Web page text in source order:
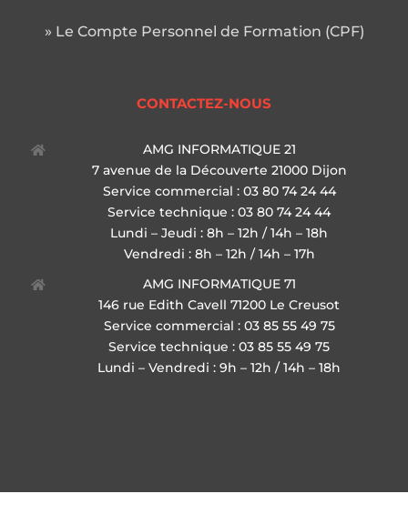
» Le Compte Personnel de Formation (CPF)
CONTACTEZ-NOUS
AMG INFORMATIQUE 21
7 avenue de la Découverte 21000 Dijon
Service commercial : 03 80 74 24 44
Service technique : 03 80 74 24 44
Lundi – Jeudi : 8h – 12h / 14h – 18h
Vendredi : 8h – 12h / 14h – 17h
AMG INFORMATIQUE 71
146 rue Edith Cavell 71200 Le Creusot
Service commercial : 03 85 55 49 75
Service technique : 03 85 55 49 75
Lundi – Vendredi : 9h – 12h / 14h – 18h